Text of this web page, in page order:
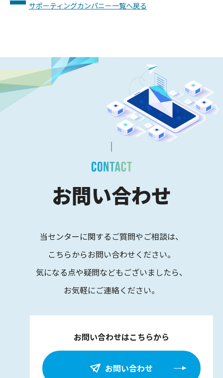
サポーティングカンパニー一覧へ戻る
お問い合わせ
当センターに関するご質問やご相談は、
こちらからお問い合わせください。
気になる点や疑問などもございましたら、
お気軽にご連絡ください。
お問い合わせはこちらから
お問い合わせ